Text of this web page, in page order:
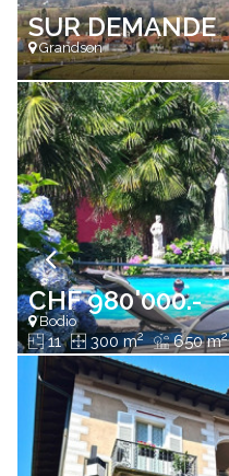
SUR DEMANDE
Grandson
CHF 980'000.-
Bodio
11 300 m2 650 m2